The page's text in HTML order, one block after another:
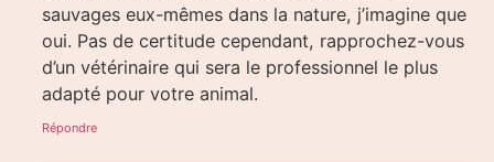
sauvages eux-mêmes dans la nature, j’imagine que
oui. Pas de certitude cependant, rapprochez-vous
d’un vétérinaire qui sera le professionnel le plus
adapté pour votre animal.
Répondre